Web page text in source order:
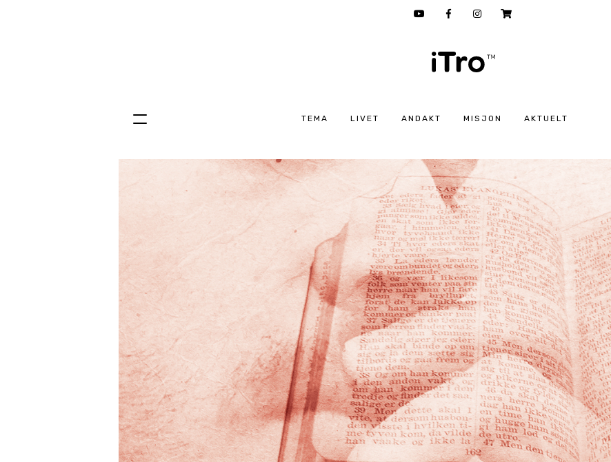
TEMA LIVET ANDAKT MISJON AKTUELT
Hopp